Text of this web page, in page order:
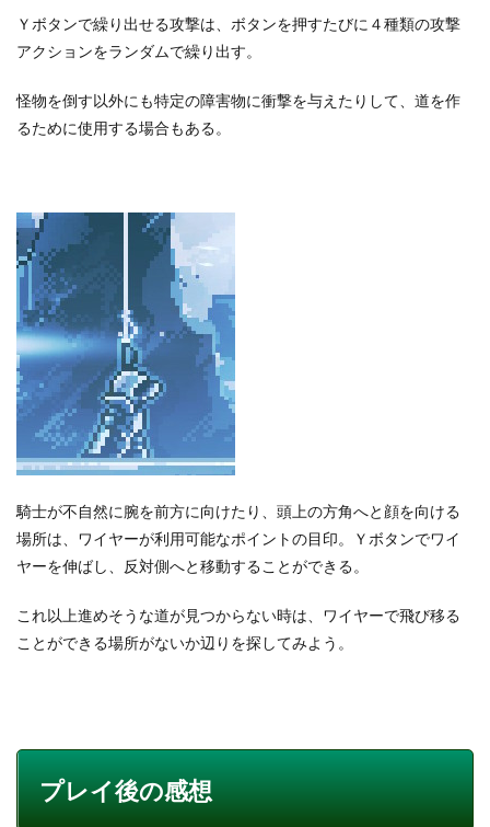
Ｙボタンで繰り出せる攻撃は、ボタンを押すたびに４種類の攻撃
アクションをランダムで繰り出す。
怪物を倒す以外にも特定の障害物に衝撃を与えたりして、道を作
るために使用する場合もある。
騎士が不自然に腕を前方に向けたり、頭上の方角へと顔を向ける
場所は、ワイヤーが利用可能なポイントの目印。Ｙボタンでワイ
ヤーを伸ばし、反対側へと移動することができる。
これ以上進めそうな道が見つからない時は、ワイヤーで飛び移る
ことができる場所がないか辺りを探してみよう。
プレイ後の感想